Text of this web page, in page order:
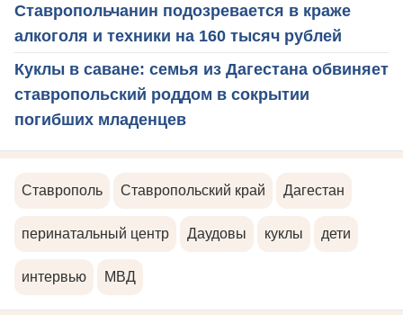
Ставропольчанин подозревается в краже
алкоголя и техники на 160 тысяч рублей
Куклы в саване: семья из Дагестана обвиняет
ставропольский роддом в сокрытии
погибших младенцев
Ставрополь Ставропольский край Дагестан
перинатальный центр Даудовы куклы дети
интервью МВД